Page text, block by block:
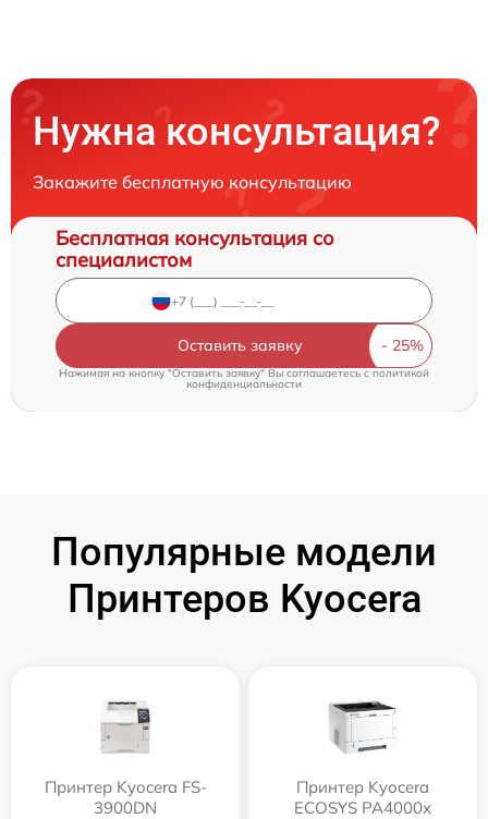
Нужна консультация?
Закажите бесплатную консультацию
Бесплатная консультация со
специалистом
Оставить заявку
Нажимая на кнопку "Оставить заявку" Вы соглашаетесь cполитикой
конфиденциальности
Популярные модели
Принтеров Kyocera
Принтер Kyocera FS-
3900DN
Принтер Kyocera
ECOSYS PA4000x